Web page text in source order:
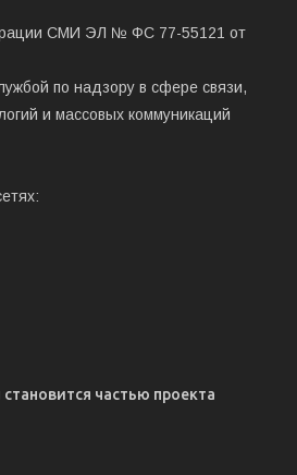
СМИ ЭЛ № ФС 77-55121 от
по надзору в сфере связи,
и массовых коммуникаций
частью проекта